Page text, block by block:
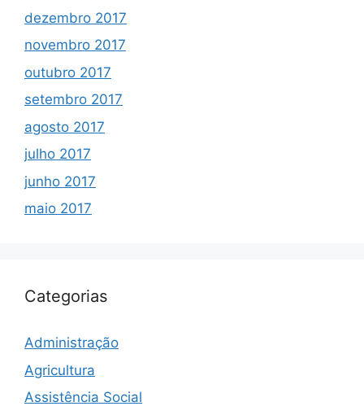
dezembro 2017
novembro 2017
outubro 2017
setembro 2017
agosto 2017
julho 2017
junho 2017
maio 2017
Categorias
Administração
Agricultura
Assistência Social